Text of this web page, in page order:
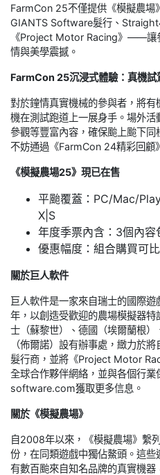
FarmCon 25不僅提供《模擬農場
GIANTS Software髮行、
《Project Motor Racing》——讓
情與美學震撼。
FarmCon 25沉浸式體驗：真機試
對於鐘情真實機械的參與者，將
機在測試跑道上一展身手。場外
參觀等豐富內容，確保颱上颱下
不妨通過《FarmCon 24精彩回顧
《模擬農場25》現已在售
平颱覆蓋：PC/Mac/
X|S
年度季票內含：3個內
優惠幅度：組合購買可
關於巨人軟件
巨人軟件是一家來自瑞士的國際
年，以創造受歡迎的農場模擬器
士（蘇黎世）、德國（埃爾蘭根
（佈爾諾）設有辦事處，緻力於
髮行商，並將《Project Motor
全球合作夥伴網絡，並與各個行
software.com獲取更多信息。
關於《模擬農場》
自2008年以來，《模擬農場》繫
份，在同類遊戲中獨佔鰲頭。這
有數百颱來自知名品牌的真實機器